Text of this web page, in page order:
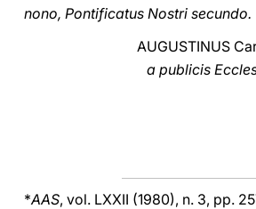
nono, Pontificatus Nostri secundo.
AUGUSTINUS
a publicis
*AAS, vol. LXXII (1980), n. 3, pp.